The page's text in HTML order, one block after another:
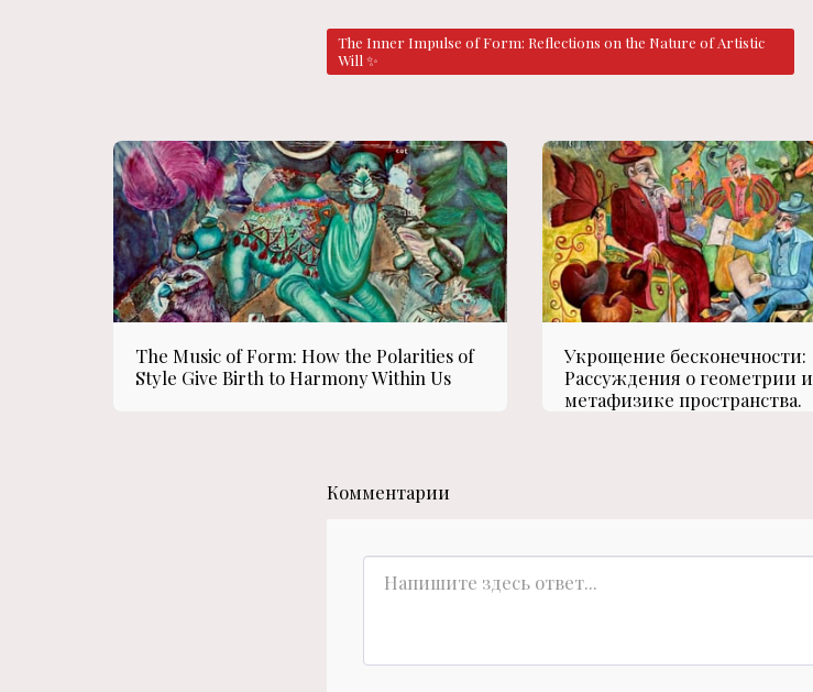
The Inner Impulse of Form: Reflections on the Nature of Artistic
Will ✨
The Music of Form: How the Polarities of
Style Give Birth to Harmony Within Us
Укрощение бесконечности:
Рассуждения о геометрии и
метафизике пространства.
Комментарии